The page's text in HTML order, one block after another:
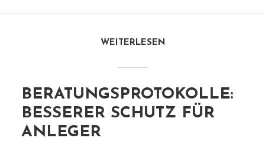
WEITERLESEN
BERATUNGSPROTOKOLLE:
BESSERER SCHUTZ FÜR
ANLEGER